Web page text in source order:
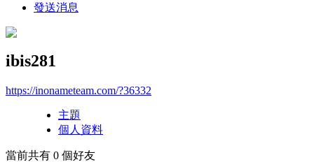
發送消息
ibis281
https://inonameteam.com/?36332
主題
個人資料
當前共有 0 個好友